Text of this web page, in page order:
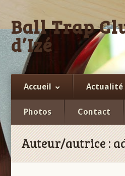
Ball Trap
d’Izé
Facebook
Accueil Actualité
Photos Contact
Auteur/autrice :